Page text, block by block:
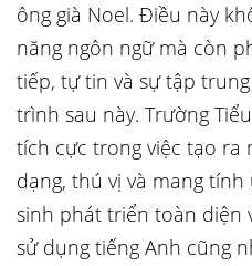
ông già Noel. Điều này
năng ngôn ngữ mà còn
tiếp, tự tin và sự tập
trình sau này. Trường
tích cực trong việc tạo
dạng, thú vị và mang
sinh phát triển toàn diện
sử dụng tiếng Anh cũng